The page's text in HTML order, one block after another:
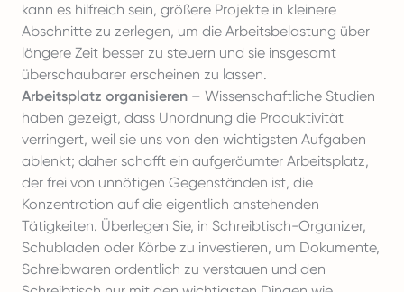
kann es hilfreich sein, größere Projekte in kleinere
Abschnitte zu zerlegen, um die Arbeitsbelastung über
längere Zeit besser zu steuern und sie insgesamt
überschaubarer erscheinen zu lassen.
Arbeitsplatz organisieren – Wissenschaftliche Studien
haben gezeigt, dass Unordnung die Produktivität
verringert, weil sie uns von den wichtigsten Aufgaben
ablenkt; daher schafft ein aufgeräumter Arbeitsplatz,
der frei von unnötigen Gegenständen ist, die
Konzentration auf die eigentlich anstehenden
Tätigkeiten. Überlegen Sie, in Schreibtisch-Organizer,
Schubladen oder Körbe zu investieren, um Dokumente,
Schreibwaren ordentlich zu verstauen und den